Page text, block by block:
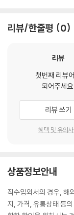
리뷰/한줄평 0
리뷰
첫번째 리뷰
되어주세요.
리뷰 쓰기
혜택 및 유의
상품정보안내
직수입외서의 경우, 해
지, 가격, 유통상태 등